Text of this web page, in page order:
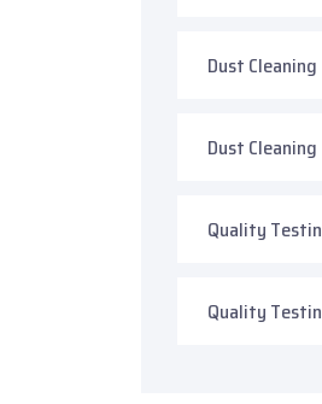
Dust Cleaning
Dust Cleaning
Quality
Quality